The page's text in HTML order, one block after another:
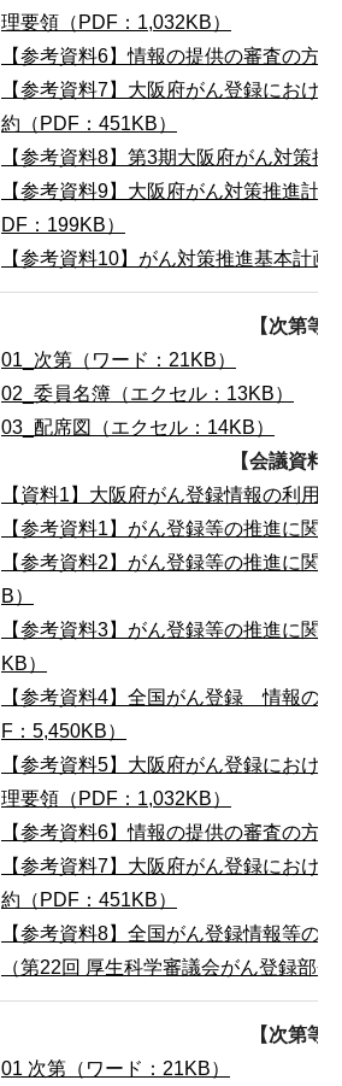
理要領（PDF：1,032KB）
【参考資料6】情報の提供の審査の方
【参考資料7】大阪府がん登録におけ
約（PDF：451KB）
【参考資料8】第3期大阪府がん対策
【参考資料9】大阪府がん対策推進計
DF：199KB）
【参考資料10】がん対策推進基本計
【次第等
01_次第（ワード：21KB）
02_委員名簿（エクセル：13KB）
03_配席図（エクセル：14KB）
【会議資料
【資料1】大阪府がん登録情報の利用
【参考資料1】がん登録等の推進に関
【参考資料2】がん登録等の推進に関
B）
【参考資料3】がん登録等の推進に関
KB）
【参考資料4】全国がん登録 情報の
F：5,450KB）
【参考資料5】大阪府がん登録におけ
理要領（PDF：1,032KB）
【参考資料6】情報の提供の審査の方
【参考資料7】大阪府がん登録におけ
約（PDF：451KB）
【参考資料8】全国がん登録情報等の
（第22回 厚生科学審議会がん登録部
【次第等
01 次第（ワード：21KB）